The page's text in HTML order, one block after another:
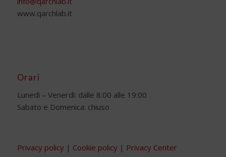
www.qarchlab.it
Orari
Lunedì – Venerdì: dalle 8:00 alle 19:00
Sabato e Domenica: chiuso
Privacy policy| Cookie policy| Privacy Center